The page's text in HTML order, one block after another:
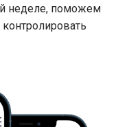
неделе, поможем